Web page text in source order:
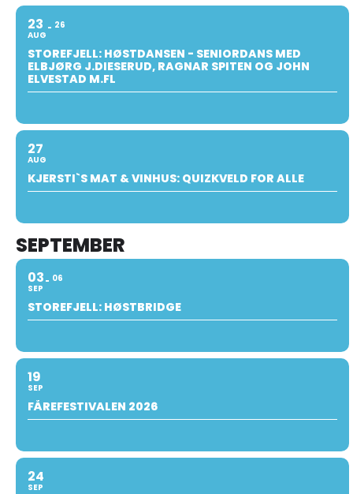
23
AUG
26
STOREFJELL: HØSTDANSEN - SENIORDANS MED
ELBJØRG J.DIESERUD, RAGNAR SPITEN OG JOHN
ELVESTAD M.FL
27
AUG
KJERSTI`S MAT & VINHUS: QUIZKVELD FOR ALLE
SEPTEMBER
03
SEP
06
STOREFJELL: HØSTBRIDGE
19
SEP
FÅREFESTIVALEN 2026
24
SEP